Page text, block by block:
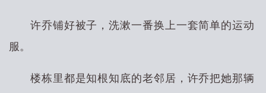
许乔铺好被子，洗漱一番换上一套简单的运动
服。
楼栋里都是知根知底的老邻居，许乔把她那辆